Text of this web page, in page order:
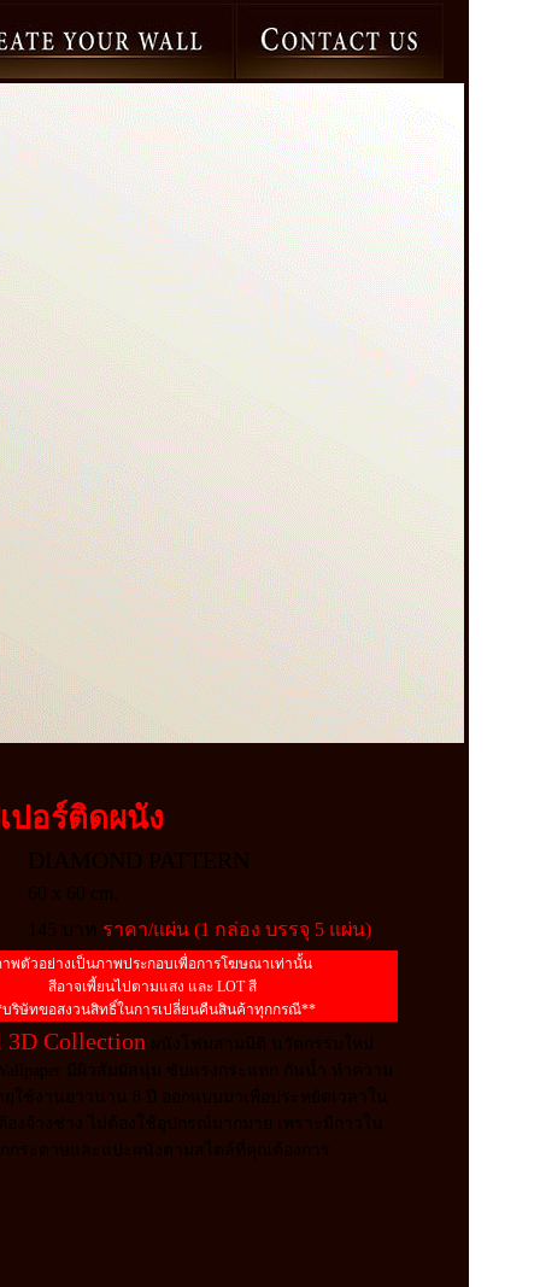
ปอร์ติดผนัง
DIAMOND PATTERN
60 x 60 cm.
145 บาท ราคา/แผ่น (1 กล่อง บรรจุ 5 แผ่น)
พตัวอย่างเป็นภาพประกอบเพื่อการโฆษณาเท่านั้น
สีอาจเพี้ยนไปตามแสง และ LOT สี
ริษัทขอสงวนสิทธิ์ในการเปลี่ยนคืนสินค้าทุกกรณี**
3D Collectionผนังโฟมสามมิติ นวัตกรรมใหม่
มีผิวสัมผัสนุ่ม ซับแรงกระแทก กันน้ำ ทำความ
ยุใช้งานยาวนาน 8 ปี ออกแบบมาเพื่อประหยัดเวลาใน
องจ้างช่าง ไม่ต้องใช้อุปกรณ์มากมาย เพราะมีกาวใน
กระดาษและแปะผนังตามสไตล์ที่คุณต้องการ